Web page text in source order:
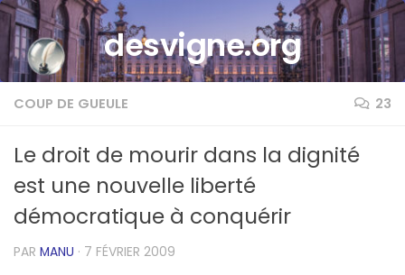
Skip to contentdesvigne.org
COUP DE GUEULE 23
Le droit de mourir dans la dignité
est une nouvelle liberté
démocratique à conquérir
PAR MANU · 7 FÉVRIER 2009